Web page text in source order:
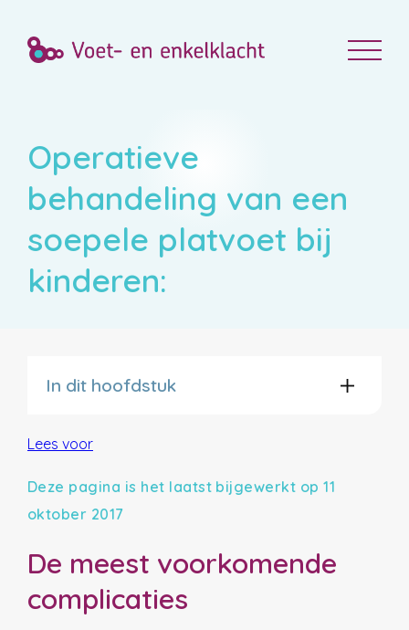
Operatieve
behandeling van een
soepele platvoet bij
kinderen:
In dit hoofdstuk
Lees voor
Deze pagina is het laatst bijgewerkt op 11
oktober 2017
De meest voorkomende
complicaties